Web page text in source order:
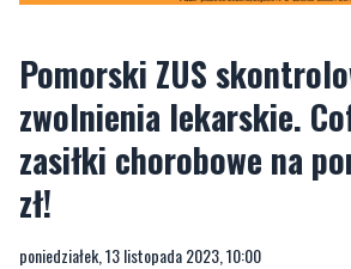
Pomorski ZUS
zwolnienia lekarskie.
zasiłki chorobowe na
zł!
poniedziałek, 13 listopada 2023, 10:00